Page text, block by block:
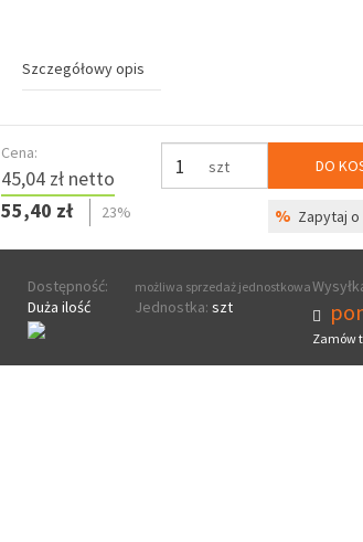
Szczegółowy opis
Cena:
45,04 zł netto
55,40 zł
23%
szt DO
% Zapytaj
Dostępność:
Duża ilość
możliwa sprzedaż jednostkowa
Jednostka: szt
Zamów